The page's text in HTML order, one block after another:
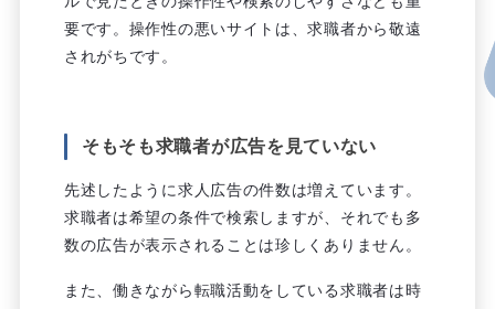
要です。操作性の悪いサイトは、求職者から敬遠
されがちです。
そもそも求職者が広告を見ていない
先述したように求人広告の件数は増えています。
求職者は希望の条件で検索しますが、それでも多
数の広告が表示されることは珍しくありません。
また、働きながら転職活動をしている求職者は時